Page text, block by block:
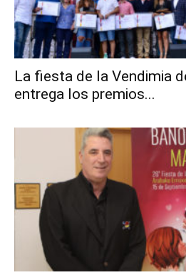
La fiesta de la Vendimia
entrega los premios...